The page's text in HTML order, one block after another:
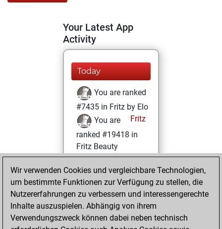
Your Latest App
Activity
Today
You are ranked
#7435 in Fritz by Elo
Fritz
You are
ranked #19418 in
Fritz Beauty
Sonntag, Januar
10, 2021
You won
against Fritz
Fritz
Wir verwenden Cookies und vergleichbare Technologien,
um bestimmte Funktionen zur Verfügung zu stellen, die
Nutzererfahrungen zu verbessern und interessengerechte
Inhalte auszuspielen. Abhängig von ihrem
Verwendungszweck können dabei neben technisch